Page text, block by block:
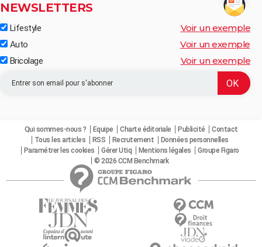
NEWSLETTERS
Lifestyle Voir un exemple
Auto Voir un exemple
Bricolage Voir un exemple
Qui sommes-nous ? Equipe Charte éditoriale Publicité
Contact
Tous les articles
RSS Recrutement
Données personnelles
Paramétrer les cookies
Gérer Utiq Mentions légales
Groupe Figaro
© 2026 CCM Benchmark